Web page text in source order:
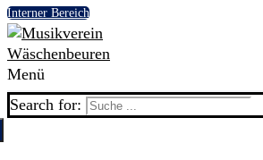
Interner Bereich
Menü
Search for: